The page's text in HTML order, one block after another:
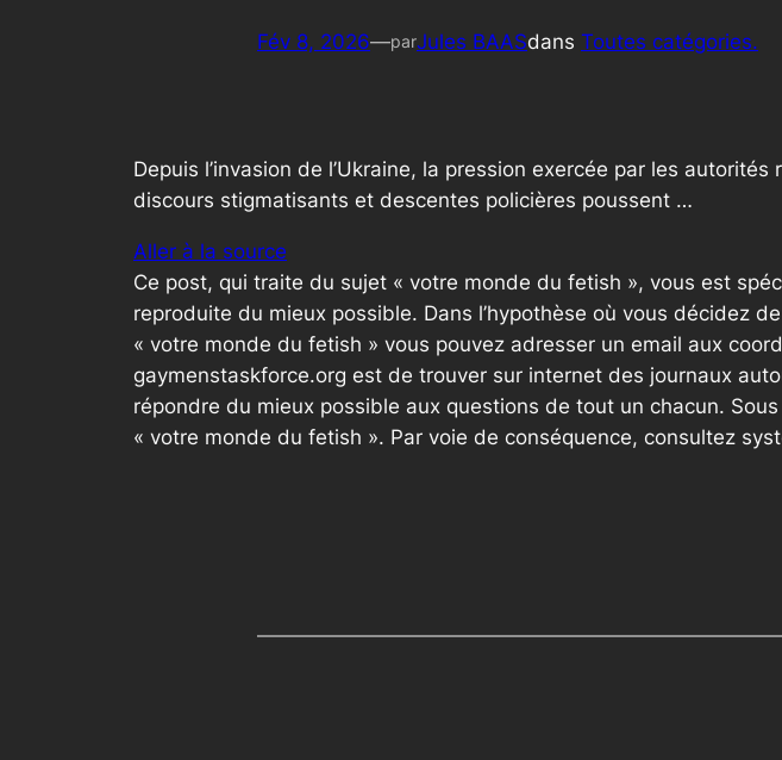
Fév 8, 2026—parJules BAASdans Toutes catégories.
Depuis l’invasion de l’Ukraine, la pression exercée par les
discours stigmatisants et descentes policières poussent …
Aller à la source
Ce post, qui traite du sujet « votre monde du fetish », vous est
reproduite du mieux possible. Dans l’hypothèse où vous décidez
« votre monde du fetish » vous pouvez adresser un email aux
gaymenstaskforce.org est de trouver sur internet des journaux
répondre du mieux possible aux questions de tout un chacun.
« votre monde du fetish ». Par voie de conséquence, consultez